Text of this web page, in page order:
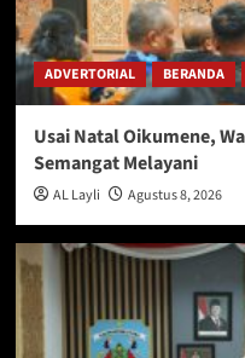
ADVERTORIAL BERANDA
Usai Natal Oikumene,
Semangat Melayani
AL Layli Agustus 8, 2026